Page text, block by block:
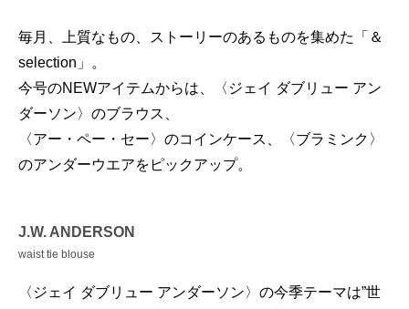
毎月、上質なもの、ストーリーのあるものを集めた「＆
selection」。
今号のNEWアイテムからは、〈ジェイ ダブリュー アン
ダーソン〉のブラウス、
〈アー・ペー・セー〉のコインケース、〈ブラミンク〉
のアンダーウエアをピックアップ。
J.W. ANDERSON
waist tie blouse
〈ジェイ ダブリュー アンダーソン〉の今季テーマは”世